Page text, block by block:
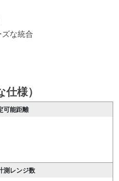
な統合
様）
可能距離
測レンジ数